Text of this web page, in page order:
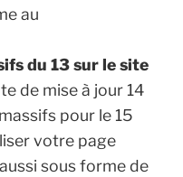
au
du 13 sur le site
de mise à jour 14
pour le 15
votre page
sous forme de